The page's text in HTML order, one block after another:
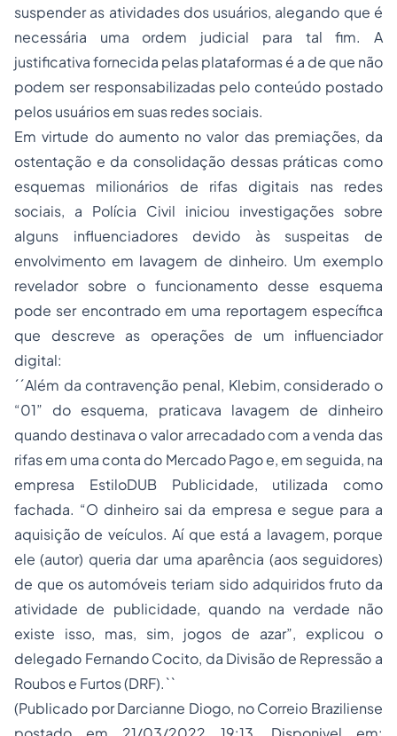
suspender as atividades dos usuários, alegando que é
necessária uma ordem judicial para tal fim. A
justificativa fornecida pelas plataformas é a de que não
podem ser responsabilizadas pelo conteúdo postado
pelos usuários em suas redes sociais.
Em virtude do aumento no valor das premiações, da
ostentação e da consolidação dessas práticas como
esquemas milionários de rifas digitais nas redes
sociais, a Polícia Civil iniciou investigações sobre
alguns influenciadores devido às suspeitas de
envolvimento em lavagem de dinheiro. Um exemplo
revelador sobre o funcionamento desse esquema
pode ser encontrado em uma reportagem específica
que descreve as operações de um influenciador
digital:
´´Além da contravenção penal, Klebim, considerado o
“01” do esquema, praticava lavagem de dinheiro
quando destinava o valor arrecadado com a venda das
rifas em uma conta do Mercado Pago e, em seguida, na
empresa EstiloDUB Publicidade, utilizada como
fachada. “O dinheiro sai da empresa e segue para a
aquisição de veículos. Aí que está a lavagem, porque
ele (autor) queria dar uma aparência (aos seguidores)
de que os automóveis teriam sido adquiridos fruto da
atividade de publicidade, quando na verdade não
existe isso, mas, sim, jogos de azar”, explicou o
delegado Fernando Cocito, da Divisão de Repressão a
Roubos e Furtos (DRF).``
(Publicado por Darcianne Diogo, no Correio Braziliense